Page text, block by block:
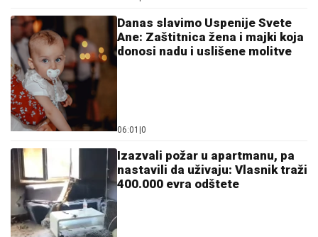
Danas slavimo Uspenije Svete
Ane: Zaštitnica žena i majki koja
donosi nadu i uslišene molitve
06:01 0
Izazvali požar u apartmanu, pa
nastavili da uživaju: Vlasnik traži
400.000 evra odštete